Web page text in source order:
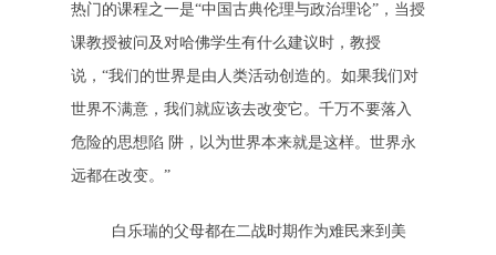
热门的课程之一是“中国古典伦理与政治理论”，当授
课教授被问及对哈佛学生有什么建议时，教授
说，“我们的世界是由人类活动创造的。如果我们对
世界不满意，我们就应该去改变它。千万不要落入
危险的思想陷 阱，以为世界本来就是这样。世界永
远都在改变。”
白乐瑞的父母都在二战时期作为难民来到美